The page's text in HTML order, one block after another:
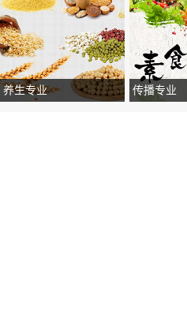
养生专业 传播专业